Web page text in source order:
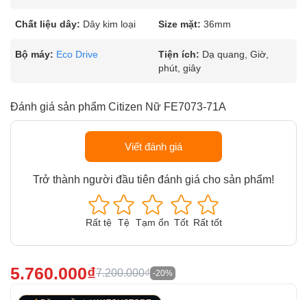
Chất liệu dây: Dây kim loại Size mặt: 36mm
Bộ máy: Eco Drive Tiện ích: Dạ quang, Giờ,
phút, giây
Đánh giá sản phẩm Citizen Nữ FE7073-71A
Viết đánh giá
Trở thành người đầu tiên đánh giá cho sản phẩm!
Rất tệ Tệ Tạm ổn Tốt Rất tốt
5.760.000₫7.200.000₫ -20%